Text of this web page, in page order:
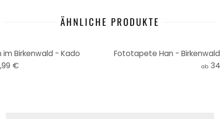
ÄHNLICHE PRODUKTE
im Birkenwald - Kado
€
Fototapete Han -
ab